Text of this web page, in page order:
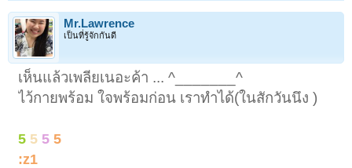
Mr.Lawrence
เป็นที่รู้จักกันดี
เห็นแล้วเพลียเนอะค้า ... ^_______^
ไว้กายพร้อม ใจพร้อมก่อน เราทำได้(ในสักวันนึง )
5 5 5 5
:z1